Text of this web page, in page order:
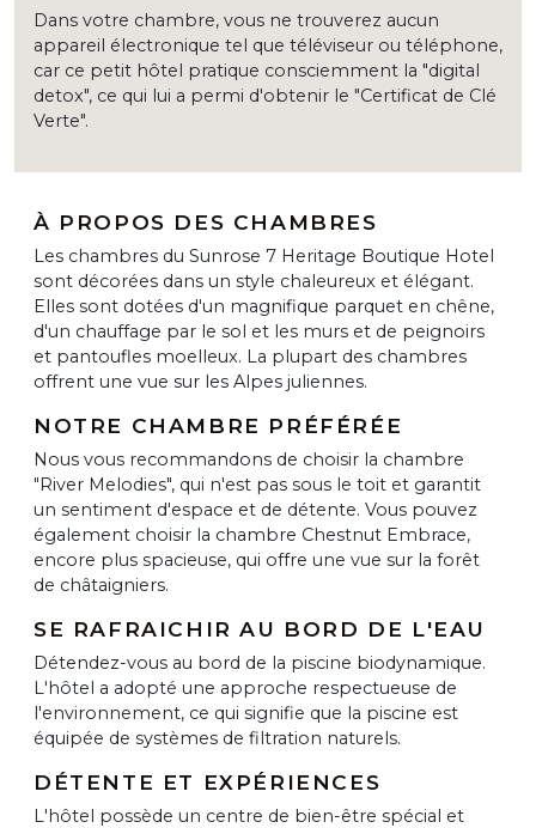
Dans votre chambre, vous ne trouverez aucun
appareil électronique tel que téléviseur ou téléphone,
car ce petit hôtel pratique consciemment la "digital
detox", ce qui lui a permi d'obtenir le "Certificat de Clé
Verte".
À PROPOS DES CHAMBRES
Les chambres du Sunrose 7 Heritage Boutique Hotel
sont décorées dans un style chaleureux et élégant.
Elles sont dotées d'un magnifique parquet en chêne,
d'un chauffage par le sol et les murs et de peignoirs
et pantoufles moelleux. La plupart des chambres
offrent une vue sur les Alpes juliennes.
NOTRE CHAMBRE PRÉFÉRÉE
Nous vous recommandons de choisir la chambre
"River Melodies", qui n'est pas sous le toit et garantit
un sentiment d'espace et de détente. Vous pouvez
également choisir la chambre Chestnut Embrace,
encore plus spacieuse, qui offre une vue sur la forêt
de châtaigniers.
SE RAFRAICHIR AU BORD DE L'EAU
Détendez-vous au bord de la piscine biodynamique.
L'hôtel a adopté une approche respectueuse de
l'environnement, ce qui signifie que la piscine est
équipée de systèmes de filtration naturels.
DÉTENTE ET EXPÉRIENCES
L'hôtel possède un centre de bien-être spécial et